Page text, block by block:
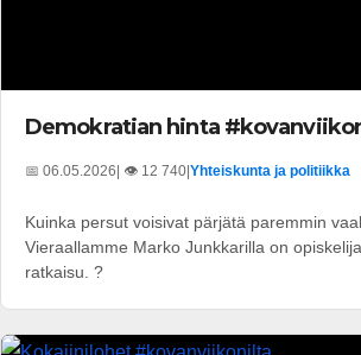
Demokratian hinta
📅 06.05.2026 | 👁️ 12 740 Yhteiskunta ja politiikka
Kuinka persut voisivat pärjätä paremmin
Vieraallamme Marko Junkkarilla on
ratkaisu. ?